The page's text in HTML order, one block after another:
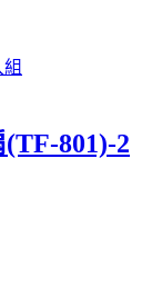
801)-2